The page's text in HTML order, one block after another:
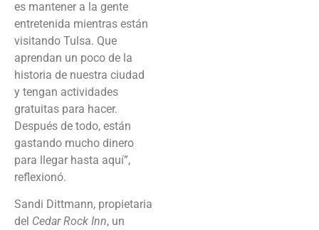
es mantener a la gente
entretenida mientras están
visitando Tulsa. Que
aprendan un poco de la
historia de nuestra ciudad
y tengan actividades
gratuitas para hacer.
Después de todo, están
gastando mucho dinero
para llegar hasta aquí”,
reflexionó.
Sandi Dittmann, propietaria
del Cedar Rock Inn, un